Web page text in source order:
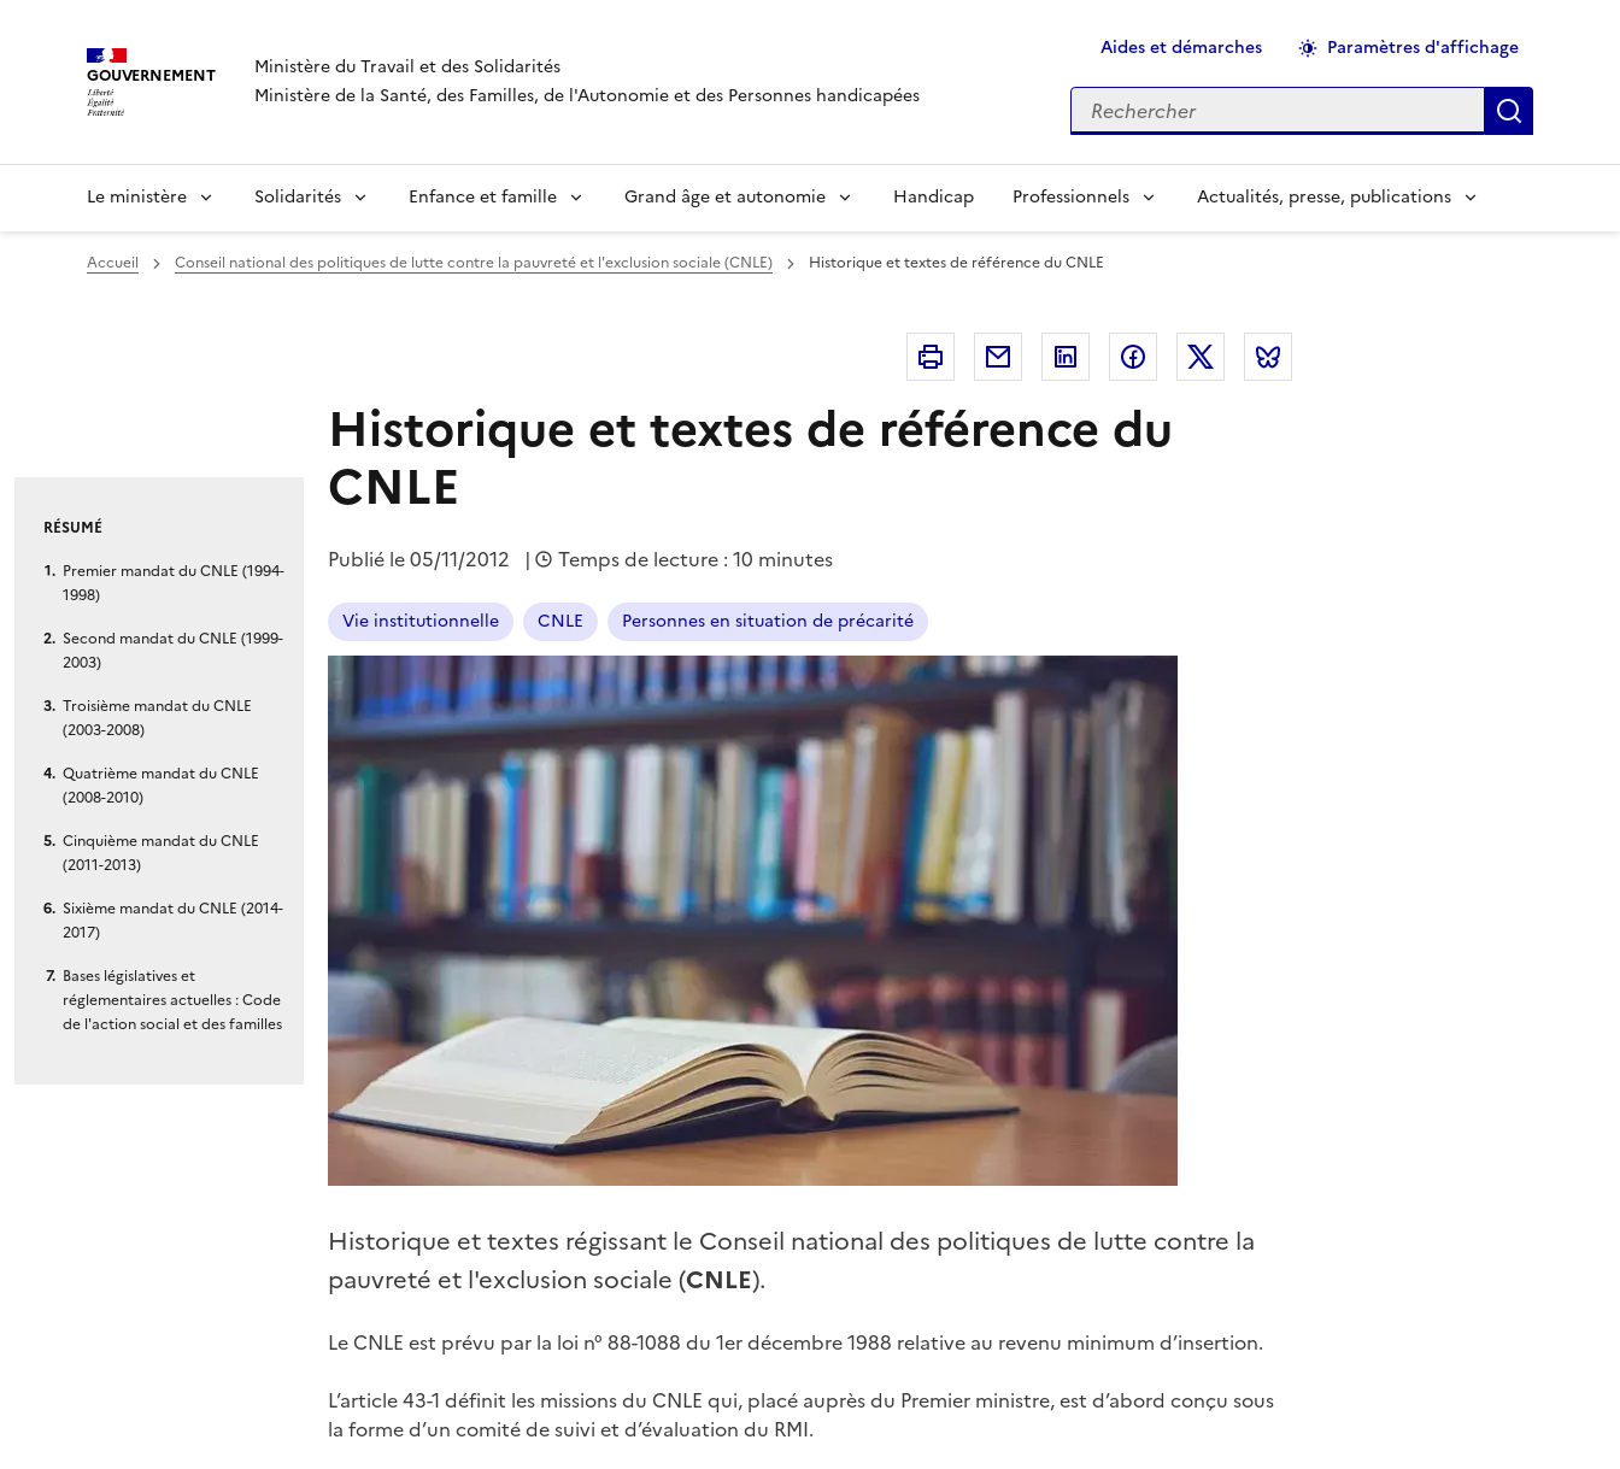
GOUVERNEMENT
Ministère du Travail et des Solidarités
Ministère de la Santé, des Familles, de l'Autonomie et des Personnes handicapées
Aides et démarches Paramètres d'affichage
Rechercher
Le ministère Solidarités Enfance et famille Grand âge et autonomie Handicap Professionnels Actualités, presse, publications
Accueil Conseil national des politiques de lutte contre la pauvreté et l'exclusion sociale (CNLE) Historique et textes de référence du CNLE
Imprimer Courriel Linkedin FacebookTwitter
Historique et textes de référence du
CNLE
Publié le05/11/2012 | Temps de lecture : 10 minutes
Vie institutionnelle CNLE Personnes en situation de précarité
Historique et textes régissant le Conseil national des politiques de lutte contre la
pauvreté et l'exclusion sociale (CNLE).
RÉSUMÉ
Premier mandat du CNLE (1994-
1998)
Second mandat du CNLE (1999-
2003)
Troisième mandat du CNLE
(2003-2008)
Quatrième mandat du CNLE
(2008-2010)
Cinquième mandat du CNLE
(2011-2013)
Sixième mandat du CNLE (2014-
2017)
Bases législatives et
réglementaires actuelles : Code
de l'action social et des familles
Le CNLE est prévu par la loi n° 88-1088 du 1er décembre 1988 relative au revenu minimum d’insertion.
L’article 43-1 définit les missions du CNLE qui, placé auprès du Premier ministre, est d’abord conçu sous
la forme d’un comité de suivi et d’évaluation du RMI.